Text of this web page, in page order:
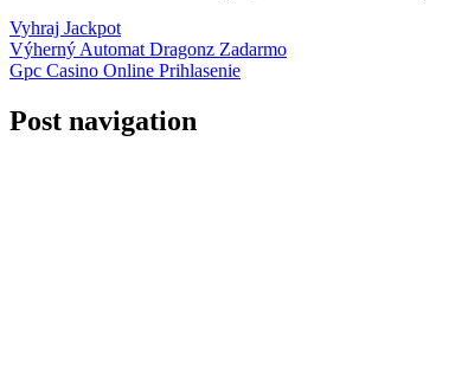
Vyhraj Jackpot
Výherný Automat Dragonz Zadarmo
Gpc Casino Online Prihlasenie
Post navigation